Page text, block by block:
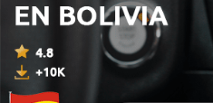
EMPRENDE
11 ago. 2021
Apaga La Tele y Lee